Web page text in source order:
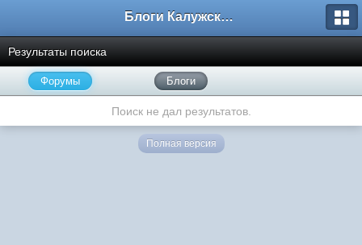
Блоги Калужского перекрестка
Результаты поиска
Форумы Блоги
Поиск не дал результатов.
Полная версия